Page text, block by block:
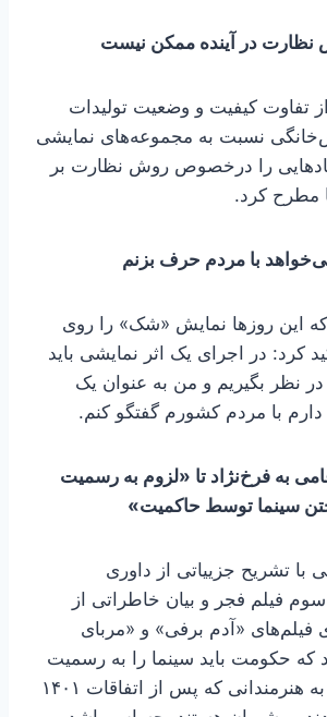
نظارت در آینده ممکن نیست
تفاوت کیفیت و وضعیت تولیدات
نسبت به مجموعه‌های نمایشی
را درخصوص روش نظارت بر
مطرح کرد.
با مردم حرف بزنم
این روزها نمایش «شک» را روی
کرد: در اجرای یک اثر نمایشی باید
نظر بگیریم و من به عنوان یک
با مردم کشورم گفتگو کنم.
به فرخ‌نژاد تا «لزوم به رسمیت
سینما توسط حاکمیت»
با تشریح جزییاتی از داوری
فیلم فجر و بیان خاطراتی از
فیلم‌های «آدم برفی» و «مربای
که حکومت باید سینما را به رسمیت